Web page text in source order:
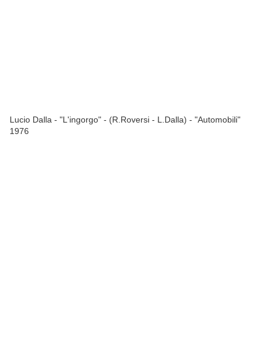
Lucio Dalla - "L'ingorgo" - (R.Roversi - L.Dalla) - "Automobili"
1976